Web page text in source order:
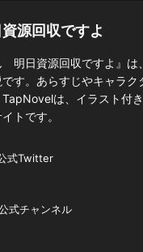
源回収ですよ
明日資源回収ですよ』は
す。あらすじやキャラ
は、イラスト付
トです。
式Twitter
式チャンネル